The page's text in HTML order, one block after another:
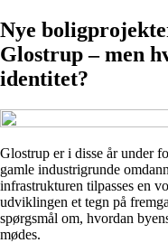
Nye
Glostrup – men
identitet?
Glostrup er i disse år under
gamle industrigrunde
infrastrukturen tilpasses en
udviklingen et tegn på
spørgsmål om, hvordan
mødes.